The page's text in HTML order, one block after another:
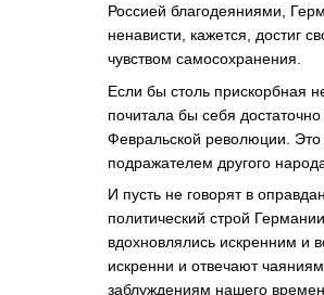
Россией благодеяниями,
ненависти, кажется, достиг
чувством самосохранения.
Если бы столь прискорбная
почитала бы себя
Февральской революции.
подражателем другого
И пусть не говорят в
политический строй
вдохновлялись искренним и
искренни и отвечают
заблуждениям нашего